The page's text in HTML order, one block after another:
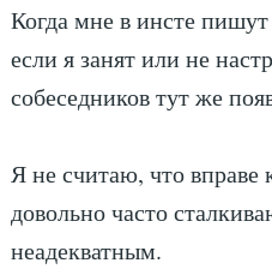
Когда мне в инсте
если я занят или не
собеседников тут же
Я не считаю, что вправе
довольно часто
неадекватным.